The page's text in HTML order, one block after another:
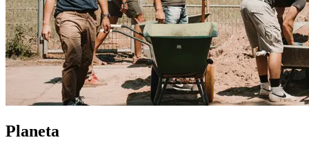
Planeta